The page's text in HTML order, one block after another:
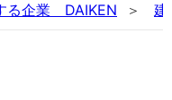
る企業 DAIKEN 建